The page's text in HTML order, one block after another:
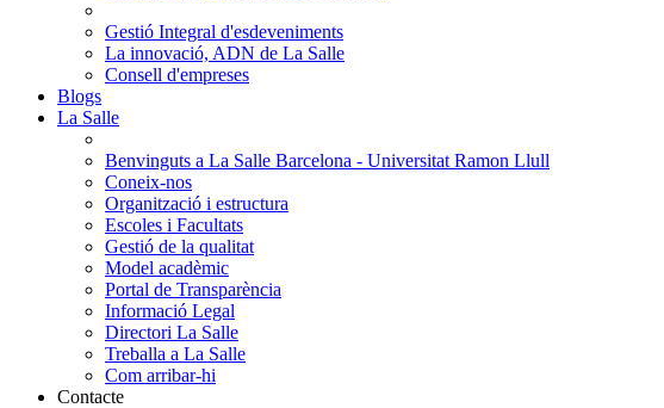
Gestió Integral d'esdeveniments
La innovació, ADN de La Salle
Consell d'empreses
Blogs
La Salle
Benvinguts a La Salle Barcelona - Universitat Ramon Llull
Coneix-nos
Organització i estructura
Escoles i Facultats
Gestió de la qualitat
Model acadèmic
Portal de Transparència
Informació Legal
Directori La Salle
Treballa a La Salle
Com arribar-hi
Contacte